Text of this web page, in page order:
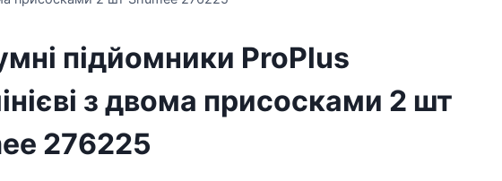
підйомники ProPlus
з двома присосками 2 шт
276225